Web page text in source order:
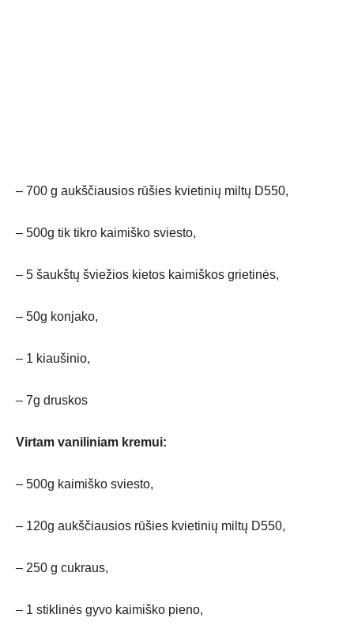
– 700 g aukščiausios rūšies kvietinių miltų D550,
– 500g tik tikro kaimiško sviesto,
– 5 šaukštų šviežios kietos kaimiškos grietinės,
– 50g konjako,
– 1 kiaušinio,
– 7g druskos
Virtam vaniliniam kremui:
– 500g kaimiško sviesto,
– 120g aukščiausios rūšies kvietinių miltų D550,
– 250 g cukraus,
– 1 stiklinės gyvo kaimiško pieno,